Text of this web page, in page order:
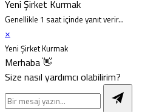
Yeni Şirket Kurmak
Genellikle 1 saat içinde yanıt verir...
×
Yeni Şirket Kurmak
Merhaba 👋
Size nasıl yardımcı olabilirim?